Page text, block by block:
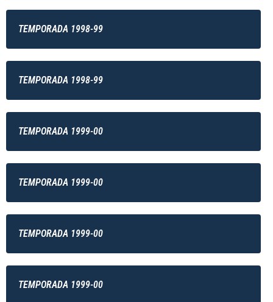
TEMPORADA 1998-99
TEMPORADA 1998-99
TEMPORADA 1999-00
TEMPORADA 1999-00
TEMPORADA 1999-00
TEMPORADA 1999-00